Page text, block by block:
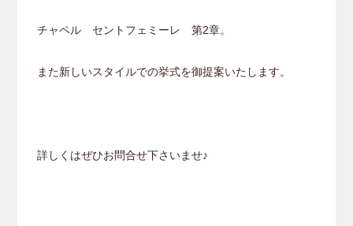
チャペル セントフェミーレ 第2章。
また新しいスタイルでの挙式を御提案いたします。
詳しくはぜひお問合せ下さいませ♪